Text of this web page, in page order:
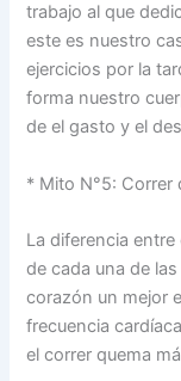
trabajo al que
este es nuestro
ejercicios por la
forma nuestro
de el gasto y el
* Mito N°5: Correr
La diferencia
de cada una de
corazón un mejor
frecuencia
el correr quema